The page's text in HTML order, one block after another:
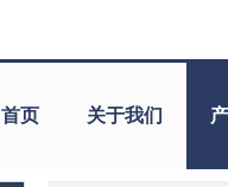
首页 关于我们